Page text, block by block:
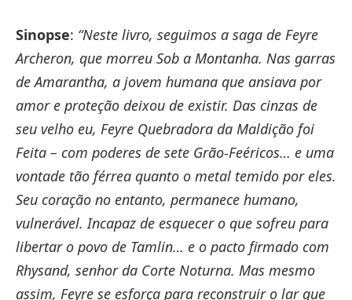
Sinopse: “Neste livro, seguimos a saga de Feyre
Archeron, que morreu Sob a Montanha. Nas garras
de Amarantha, a jovem humana que ansiava por
amor e proteção deixou de existir. Das cinzas de
seu velho eu, Feyre Quebradora da Maldição foi
Feita – com poderes de sete Grão-Feéricos… e uma
vontade tão férrea quanto o metal temido por eles.
Seu coração no entanto, permanece humano,
vulnerável. Incapaz de esquecer o que sofreu para
libertar o povo de Tamlin… e o pacto firmado com
Rhysand, senhor da Corte Noturna. Mas mesmo
assim, Feyre se esforça para reconstruir o lar que